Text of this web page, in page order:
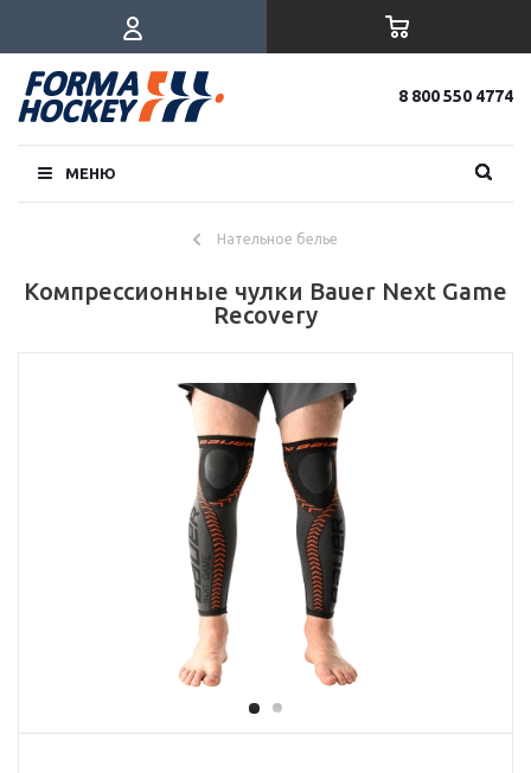
8 800 550 4774
МЕНЮ
Нательное белье
Компрессионные чулки Bauer Next Game
Recovery